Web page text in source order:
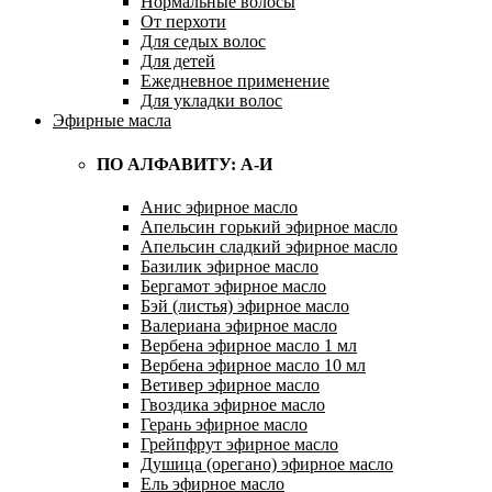
От перхоти
Для седых волос
Для детей
Ежедневное применение
Для укладки волос
Эфирные масла
ПО АЛФАВИТУ: А-И
Анис эфирное масло
Апельсин горький эфирное масло
Апельсин сладкий эфирное масло
Базилик эфирное масло
Бергамот эфирное масло
Бэй (листья) эфирное масло
Валериана эфирное масло
Вербена эфирное масло 1 мл
Вербена эфирное масло 10 мл
Ветивер эфирное масло
Гвоздика эфирное масло
Герань эфирное масло
Грейпфрут эфирное масло
Душица (орегано) эфирное масло
Ель эфирное масло